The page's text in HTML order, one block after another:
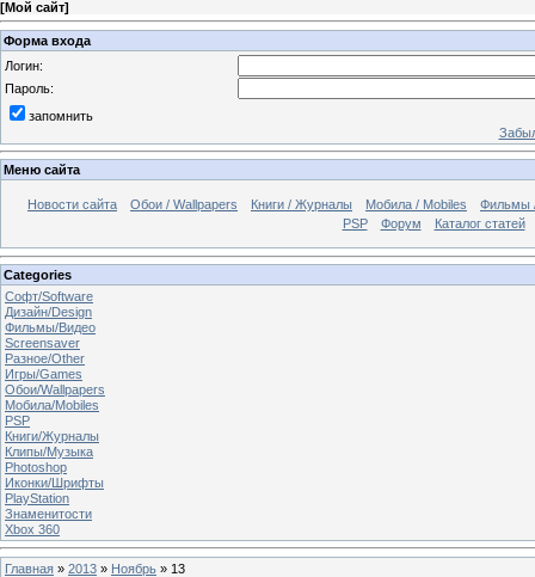
[Мой сайт]
Форма входа
Логин:
Пароль:
запомнить
Меню сайта
Новости сайта Обои / Wallpapers Книги / Журналы Мобила / Mobiles
Фильмы
PSP
Форум Каталог статей
Categories
Софт/Software
Дизайн/Design
Фильмы/Видео
Screensaver
Разное/Other
Игры/Games
Обои/Wallpapers
Мобила/Mobiles
PSP
Книги/Журналы
Клипы/Музыка
Photoshop
Иконки/Шрифты
PlayStation
Знаменитости
Xbox 360
Главная » 2013 » Ноябрь » 13